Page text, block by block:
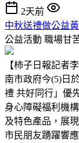
2天前
中秋送禮做公益
公益活動 職場甘
【柿子日報記者
南市政府今(5)日
禮 共好同行」優
身心障礙福利機
及特色產品，展
市民朋友踴躍響